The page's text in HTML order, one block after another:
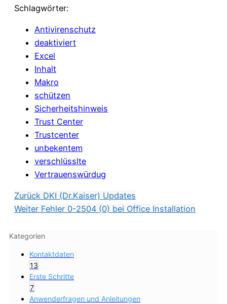
Schlagwörter:
Antivirenschutz
deaktiviert
Excel
Inhalt
Makro
schützen
Sicherheitshinweis
Trust Center
Trustcenter
unbekentem
verschlüsslte
Vertrauenswürdug
Zurück DKI (Dr.Kaiser) Updates
Weiter Fehler 0-2504 (0) bei Office Installation
Kategorien
Kontaktdaten
13
Erste Schritte
7
Anwenderfragen und Anleitungen